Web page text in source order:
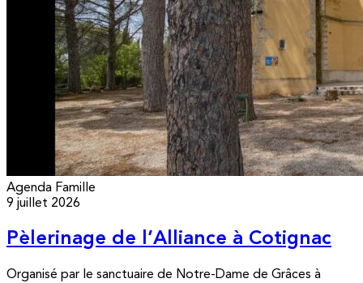
Agenda Famille
9 juillet 2026
Pèlerinage de l’Alliance à Cotignac
Organisé par le sanctuaire de Notre-Dame de Grâces à